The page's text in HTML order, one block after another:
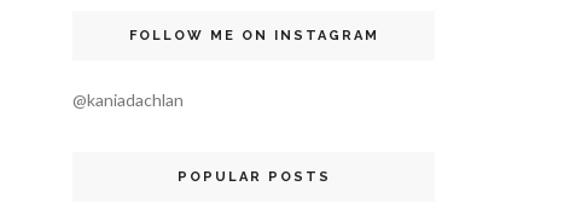
FOLLOW ME ON INSTAGRAM
@kaniadachlan
POPULAR POSTS